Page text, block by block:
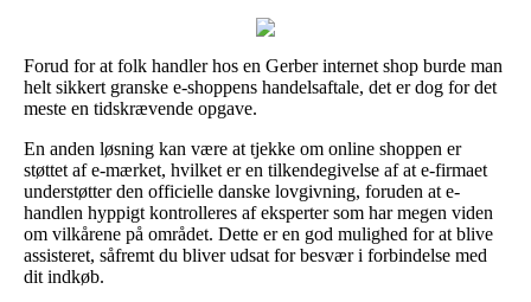
Forud for at folk handler hos en Gerber internet shop burde man
helt sikkert granske e-shoppens handelsaftale, det er dog for det
meste en tidskrævende opgave.
En anden løsning kan være at tjekke om online shoppen er
støttet af e-mærket, hvilket er en tilkendegivelse af at e-firmaet
understøtter den officielle danske lovgivning, foruden at e-
handlen hyppigt kontrolleres af eksperter som har megen viden
om vilkårene på området. Dette er en god mulighed for at blive
assisteret, såfremt du bliver udsat for besvær i forbindelse med
dit indkøb.